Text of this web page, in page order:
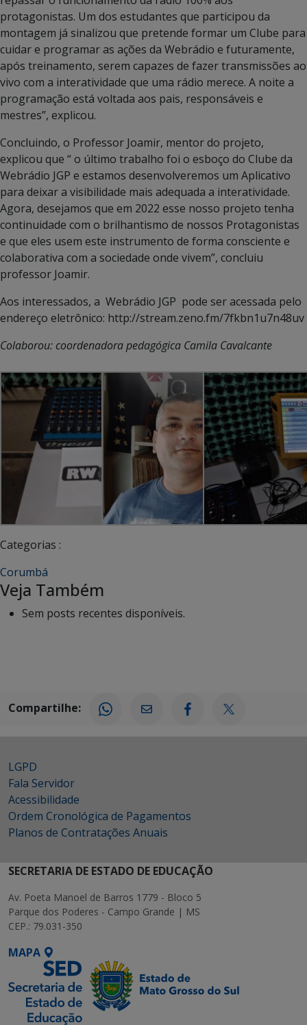
protagonistas. Um dos estudantes que participou da
montagem já sinalizou que pretende formar um Clube para
cuidar e programar as ações da Webrádio e futuramente,
após treinamento, serem capazes de fazer transmissões ao
vivo com a interatividade que uma rádio merece. A noite a
programação está voltada aos pais, responsáveis e
mestres”, explicou.
Concluindo, o Professor Joamir, mentor do projeto,
explicou que “ o último trabalho foi o esboço do Clube da
Webrádio JGP e estamos desenvolveremos um Aplicativo
para deixar a visibilidade mais adequada a interatividade.
Agora, desejamos que em 2022 esse nosso projeto tenha
continuidade com o brilhantismo de nossos Protagonistas
e que eles usem este instrumento de forma consciente e
colaborativa com a sociedade onde vivem”, concluiu
professor Joamir.
Aos interessados, a Webrádio JGP pode ser acessada pelo
endereço eletrônico: http://stream.zeno.fm/7fkbn1u7n48uv
Colaborou: coordenadora pedagógica Camila Cavalcante
Categorias :
Corumbá
Veja Também
Sem posts recentes disponíveis.
Compartilhe:
LGPD
Fala Servidor
Acessibilidade
Ordem Cronológica de Pagamentos
Planos de Contratações Anuais
SECRETARIA DE ESTADO DE EDUCAÇÃO
Av. Poeta Manoel de Barros 1779 - Bloco 5
Parque dos Poderes - Campo Grande | MS
CEP.: 79.031-350
MAPA